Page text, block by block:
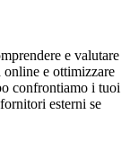
e valutare
online e ottimizzare
confrontiamo i tuoi
esterni se